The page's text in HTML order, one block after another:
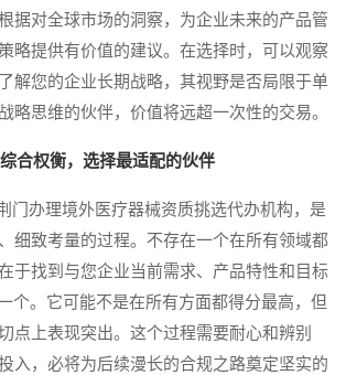
据对全球市场的洞察，为企业未来的产品管
略提供有价值的建议。在选择时，可以观察
解您的企业长期战略，其视野是否局限于单
略思维的伙伴，价值将远超一次性的交易。
合权衡，选择最适配的伙伴
办理境外医疗器械资质挑选代办机构，是
细致考量的过程。不存在一个在所有领域都
于找到与您企业当前需求、产品特性和目标
个。它可能不是在所有方面都得分最高，但
点上表现突出。这个过程需要耐心和辨别
入，必将为后续漫长的合规之路奠定坚实的